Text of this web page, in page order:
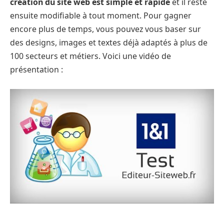
ensuite modifiable à tout moment. Pour gagner
encore plus de temps, vous pouvez vous baser sur
des designs, images et textes déjà adaptés à plus de
100 secteurs et métiers. Voici une vidéo de
présentation :